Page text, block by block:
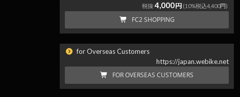
税抜 4,000円 (10%税込4,400円)
FC2 SHOPPING
for Overseas Customers
https://japan.webike.net
FOR OVERSEAS CUSTOMERS